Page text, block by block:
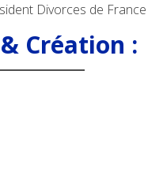
Divorces de France
Création :